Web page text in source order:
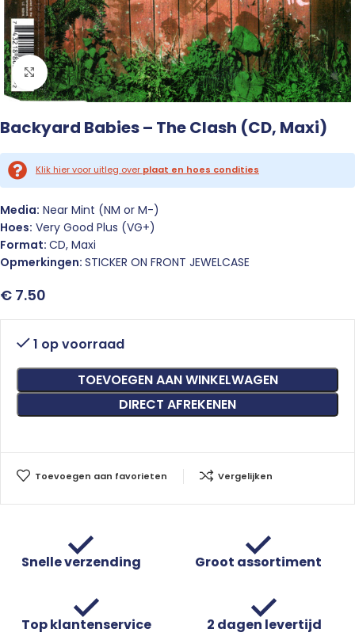
Click to enlarge
Backyard Babies – The Clash (CD, Maxi)
Klik hier voor uitleg over plaat en hoes condities
Media: Near Mint (NM or M-)
Hoes: Very Good Plus (VG+)
Format: CD, Maxi
Opmerkingen: STICKER ON FRONT JEWELCASE
€ 7.50
1 op voorraad
TOEVOEGEN AAN WINKELWAGEN
DIRECT AFREKENEN
Toevoegen aan favorieten Vergelijken
Snelle verzending Groot assortiment
Top klantenservice 2 dagen levertijd